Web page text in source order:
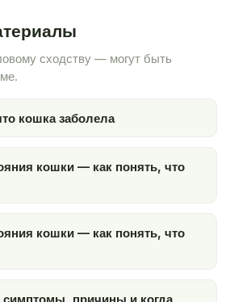
сходству — могут быть
кошка заболела
кошки — как понять, что
кошки — как понять, что